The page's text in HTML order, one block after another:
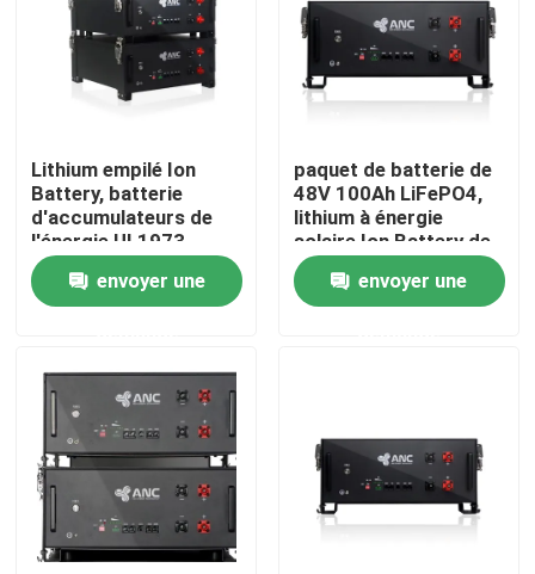
Contrôle de la qualité
nouvelles
Tous les cas
Systèmes de stockage de batterie résidentiels
Systèmes de stockage de batterie commerciaux
Lithium empilé Ion
Battery, batterie
d'accumulateurs de
l'énergie UL1973
solaire
envoyer une
paquet de batterie de
48V 100Ah LiFePO4,
lithium à énergie
solaire Ion Battery de
stockage
envoyer une